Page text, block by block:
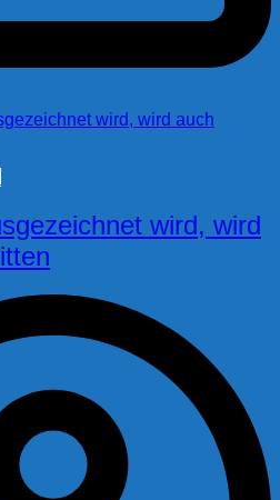
wird, wird